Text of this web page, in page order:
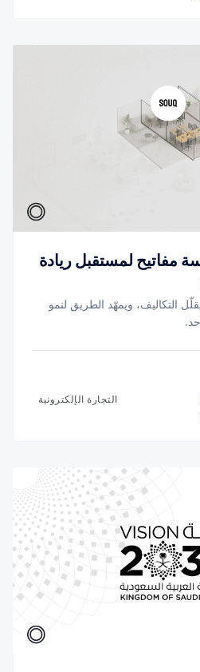
لمستقبل ريادة
التكاليف، ويمهّد الطريق لنمو
التجارة الإلكترونية